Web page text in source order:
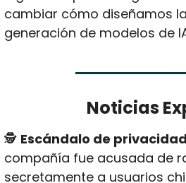
cambiar cómo diseñamos
generación de modelos de
Noticias
🕵️ Escándalo de
compañía fue acusada de
secretamente a usuarios